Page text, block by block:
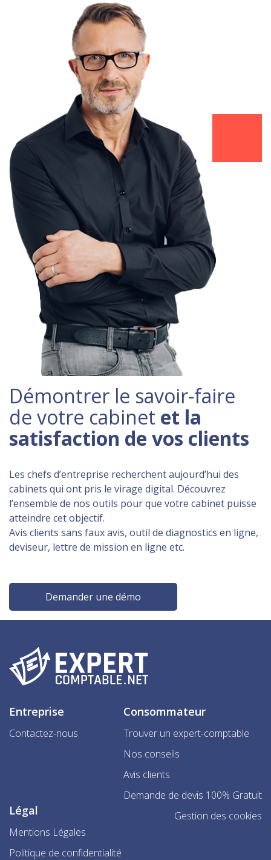
Démontrer le savoir-faire
de votre cabinet et la
satisfaction de vos clients
Les chefs d’entreprise recherchent aujourd’hui des
cabinets qui ont pris le virage digital. Découvrez
l’ensemble de nos outils pour que votre cabinet puisse
atteindre cet objectif.
Avis clients sans faux avis, outil de diagnostics en ligne,
deviseur, lettre de mission en ligne etc.
Demander une démo
Entreprise
Contactez-nous
Consommateur
Trouver un expert-comptable
Nos conseils
Avis clients
Demande de devis 100% Gratuit
Légal
Mentions Légales
Politique de confidentialité
Gestion des cookies